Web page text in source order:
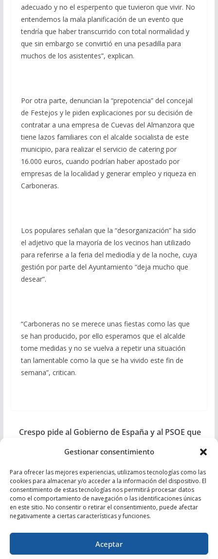
Gestionar consentimiento
Para ofrecer las mejores experiencias, utilizamos tecnologías como las
cookies para almacenar y/o acceder a la información del dispositivo. El
consentimiento de estas tecnologías nos permitirá procesar datos
como el comportamiento de navegación o las identificaciones únicas
en este sitio. No consentir o retirar el consentimiento, puede afectar
negativamente a ciertas características y funciones.
Aceptar
adecuado y no el esperpento que tuvieron que vivir. No
entendemos la mala planificación de un evento que
tendría que haber transcurrido con total normalidad y
que sin embargo se convirtió en una pesadilla para
muchos de los asistentes”, explican.
Por otra parte, denuncian la “prepotencia” del concejal
de Festejos y le piden explicaciones por su decisión de
contratar a una empresa de Cuevas del Almanzora que
tiene lazos familiares con el alcalde socialista de este
municipio, para realizar el servicio de catering por
16.000 euros, cuando podrían haber apostado por
empresas de la localidad y generar empleo y riqueza en
Carboneras.
Los populares señalan que la “desorganización” ha sido
el adjetivo que la mayoría de los vecinos han utilizado
para referirse a la feria del mediodía y de la noche, cuya
gestión por parte del Ayuntamiento “deja mucho que
desear”.
“Carboneras no se merece unas fiestas como las que
se han producido, por ello esperamos que el alcalde
tome medidas y no se vuelva a repetir una situación
tan lamentable como la que se ha vivido este fin de
semana”, critican.
Crespo pide al Gobierno de España y al PSOE que
El PP critica la criminalización de los armadores del
arrastre por parte del Gobierno y adelanta que
propondrá la creación de una Comisaría de Pesca